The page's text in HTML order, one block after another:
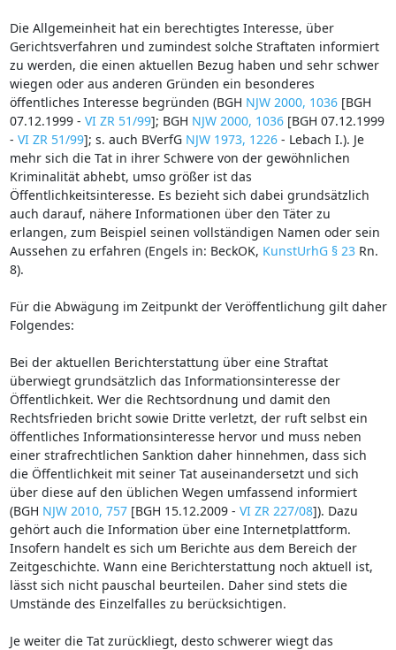
Die Allgemeinheit hat ein berechtigtes Interesse, über
Gerichtsverfahren und zumindest solche Straftaten informiert
zu werden, die einen aktuellen Bezug haben und sehr schwer
wiegen oder aus anderen Gründen ein besonderes
öffentliches Interesse begründen (BGH NJW 2000, 1036[BGH
07.12.1999 - VI ZR 51/99]; BGH NJW 2000, 1036[BGH 07.12.1999
- VI ZR 51/99]; s. auch BVerfG NJW 1973, 1226- Lebach I.). Je
mehr sich die Tat in ihrer Schwere von der gewöhnlichen
Kriminalität abhebt, umso größer ist das
Öffentlichkeitsinteresse. Es bezieht sich dabei grundsätzlich
auch darauf, nähere Informationen über den Täter zu
erlangen, zum Beispiel seinen vollständigen Namen oder sein
Aussehen zu erfahren (Engels in: BeckOK, KunstUrhG § 23Rn.
8).
Für die Abwägung im Zeitpunkt der Veröffentlichung gilt daher
Folgendes:
Bei der aktuellen Berichterstattung über eine Straftat
überwiegt grundsätzlich das Informationsinteresse der
Öffentlichkeit. Wer die Rechtsordnung und damit den
Rechtsfrieden bricht sowie Dritte verletzt, der ruft selbst ein
öffentliches Informationsinteresse hervor und muss neben
einer strafrechtlichen Sanktion daher hinnehmen, dass sich
die Öffentlichkeit mit seiner Tat auseinandersetzt und sich
über diese auf den üblichen Wegen umfassend informiert
(BGH NJW 2010, 757[BGH 15.12.2009 - VI ZR 227/08]). Dazu
gehört auch die Information über eine Internetplattform.
Insofern handelt es sich um Berichte aus dem Bereich der
Zeitgeschichte. Wann eine Berichterstattung noch aktuell ist,
lässt sich nicht pauschal beurteilen. Daher sind stets die
Umstände des Einzelfalles zu berücksichtigen.
Je weiter die Tat zurückliegt, desto schwerer wiegt das